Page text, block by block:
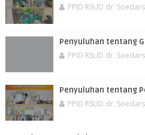
PPID RSUD dr.
Penyuluhan tentang
PPID RSUD dr.
Penyuluhan tentang
PPID RSUD dr.